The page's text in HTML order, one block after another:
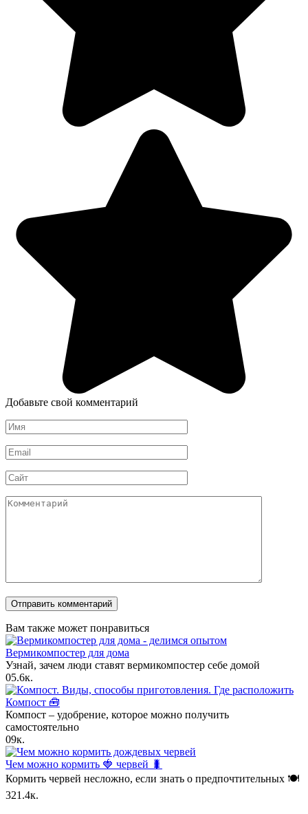
Добавьте свой комментарий
Имя
*
Email
*
Сайт
Комментарий
Вам также может понравиться
Вермикомпостер для дома
Узнай, зачем люди ставят вермикомпостер себе домой
05.6к.
Компост 🧰
Компост – удобрение, которое можно получить
самостоятельно
09к.
Чем можно кормить 🍓 червей 🐛
Кормить червей несложно, если знать о предпочтительных 🍽
321.4к.